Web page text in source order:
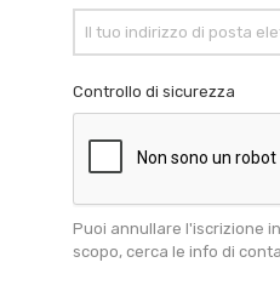
Controllo di sicurezza
Puoi annullare l'iscrizione
scopo, cerca le info di